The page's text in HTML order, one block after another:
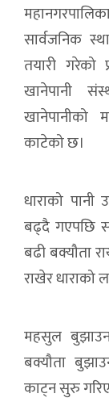
सार्वजनिक
तयारी
खानेपानी
खानेपानीको
काटेको छ।
धाराको
बढ्दै गएपछि
बढी बक्यौता
राखेर धाराको
महसुल
बक्यौता
काट्न सुरु